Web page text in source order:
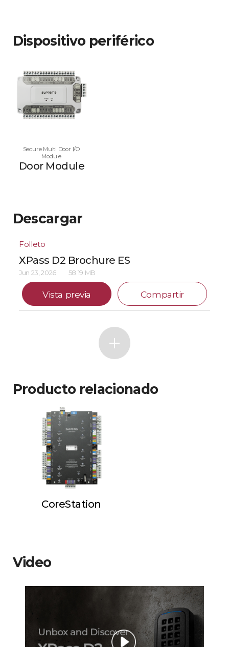
Dispositivo periférico
Secure Multi Door I/O
Module
Door Module
Descargar
Folleto
XPass D2 Brochure ES
Jun 23, 2026 58.19 MB
Vista previa Compartir
Producto relacionado
CoreStation
Video